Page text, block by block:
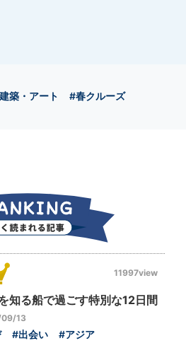
築・アート
#春クルーズ
11997view
知る船で過ごす特別な12日間
13
#出会い #アジア